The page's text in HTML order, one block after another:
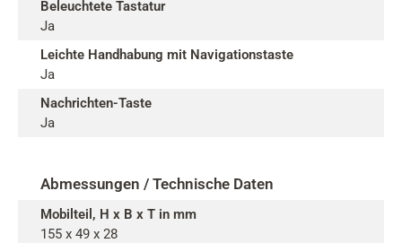
Beleuchtete Tastatur
Ja
Leichte Handhabung mit Navigationstaste
Ja
Nachrichten-Taste
Ja
Abmessungen / Technische Daten
Mobilteil, H x B x T in mm
155 x 49 x 28